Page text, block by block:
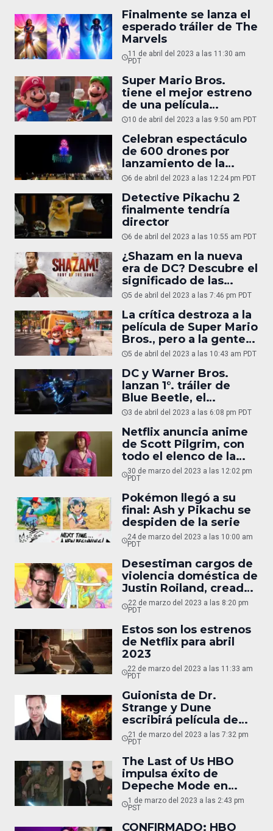
Finalmente se lanza el
esperado tráiler de The
Marvels
11 de abril del 2023 a las 11:30 am
PDT
Super Mario Bros.
tiene el mejor estreno
de una película
animada de todos los
10 de abril del 2023 a las 9:50 am PDT
Celebran espectáculo
de 600 drones por
lanzamiento de la
película de Super Mario
6 de abril del 2023 a las 12:24 pm PDT
Detective Pikachu 2
finalmente tendría
director
6 de abril del 2023 a las 10:55 am PDT
¿Shazam en la nueva
era de DC? Descubre el
significado de las
escenas post-créditos
5 de abril del 2023 a las 7:46 pm PDT
La crítica destroza a la
película de Super Mario
Bros., pero a la gente
le encanta
5 de abril del 2023 a las 10:43 am PDT
DC y Warner Bros.
lanzan 1°. tráiler de
Blue Beetle, el
superhéroe latino
3 de abril del 2023 a las 6:08 pm PDT
Netflix anuncia anime
de Scott Pilgrim, con
todo el elenco de la
película original
30 de marzo del 2023 a las 12:02 pm
PDT
Pokémon llegó a su
final: Ash y Pikachu se
despiden de la serie
24 de marzo del 2023 a las 10:00 am
PDT
Desestiman cargos de
violencia doméstica de
Justin Roiland, creador
de Rick y Morty
22 de marzo del 2023 a las 8:20 pm
PDT
Estos son los estrenos
de Netflix para abril
2023
22 de marzo del 2023 a las 11:33 am
PDT
Guionista de Dr.
Strange y Dune
escribirá película de
Gears of War de Netflix
21 de marzo del 2023 a las 7:32 pm
PDT
The Last of Us HBO
impulsa éxito de
Depeche Mode en
Spotify
1 de marzo del 2023 a las 2:43 pm
PST
CONFIRMADO: HBO